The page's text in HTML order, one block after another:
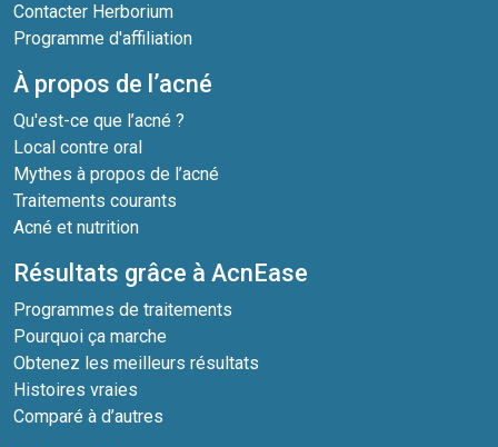
Contacter Herborium
Programme d'affiliation
À propos de l’acné
Qu'est-ce que l’acné ?
Local contre oral
Mythes à propos de l’acné
Traitements courants
Acné et nutrition
Résultats grâce à AcnEase
Programmes de traitements
Pourquoi ça marche
Obtenez les meilleurs résultats
Histoires vraies
Comparé à d’autres